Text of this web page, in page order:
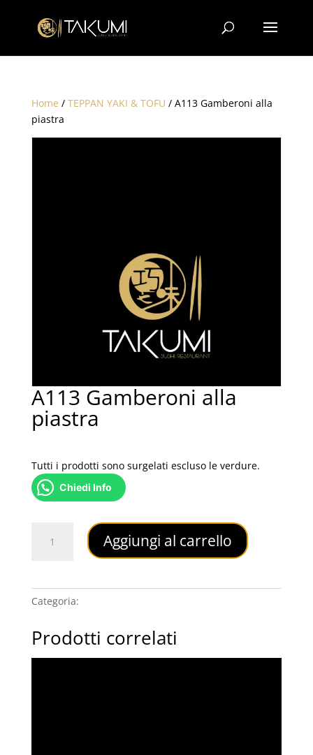
Home / TEPPAN YAKI & TOFU / A113 Gamberoni alla
piastra
A113 Gamberoni alla
piastra
Tutti i prodotti sono surgelati escluso le verdure.
Chiedi Info
Gamberoni
quantità
Aggiungi al carrello
Categoria:
Prodotti correlati